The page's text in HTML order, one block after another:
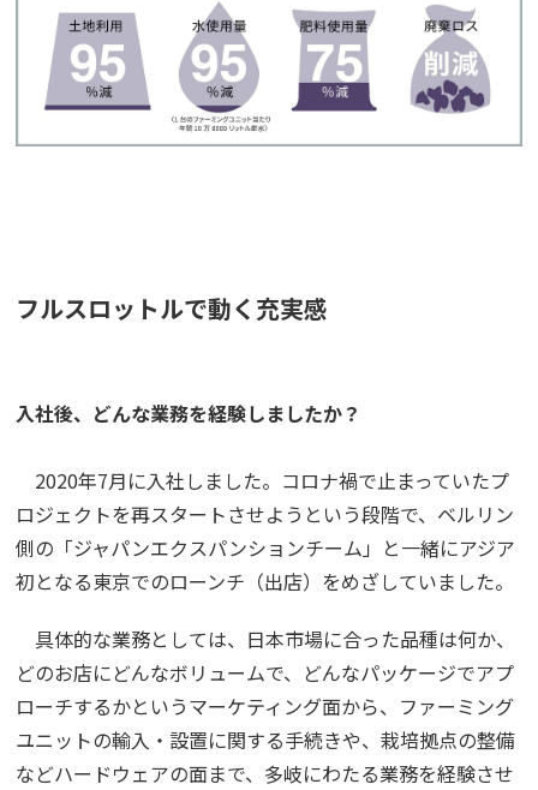
フルスロットルで動く充実感
入社後、どんな業務を経験しましたか？
2020年7月に入社しました。コロナ禍で止まっていたプ
ロジェクトを再スタートさせようという段階で、ベルリン
側の「ジャパンエクスパンションチーム」と一緒にアジア
初となる東京でのローンチ（出店）をめざしていました。
具体的な業務としては、日本市場に合った品種は何か、
どのお店にどんなボリュームで、どんなパッケージでアプ
ローチするかというマーケティング面から、ファーミング
ユニットの輸入・設置に関する手続きや、栽培拠点の整備
などハードウェアの面まで、多岐にわたる業務を経験させ